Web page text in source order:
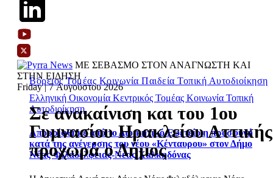
ΜΕ ΣΕΒΑΣΜΟ ΣΤΟΝ ΑΝΑΓΝΩΣΤΗ ΚΑΙ
ΣΤΗΝ ΕΙΔΗΣΗ
Friday | 7 Αυγούστου 2026
Ελληνική Οικονομία Κεντρικός Τομέας Κοινωνία Τοπική
Αυτοδιοίκηση
Απορρίφθηκε από το Διοικητικό Εφετείο η προσφυγή
κατά της ανέγερσης του νέου «Κένταυρου» στον Δήμο
Νέας Φιλαδέλφειας-Νέας Χαλκηδόνας
Βόρειος Τομέας Κοινωνία Παιδεία Τοπική Αυτοδιοίκηση
Σε ανακαίνιση και του 1ου
Γυμνασίου Ηρακλείου Αττικής
προχωρά ο Δήμος